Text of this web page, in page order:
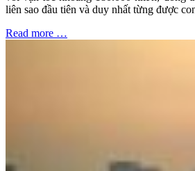
liên sao đầu tiên và duy nhất từng được
Read more …